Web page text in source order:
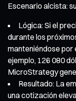
Escenario alcista:
Lógica: Si el
durante los
manteniéndose por
ejemplo, 126 080
MicroStrategy
Resultado: La
una cotización